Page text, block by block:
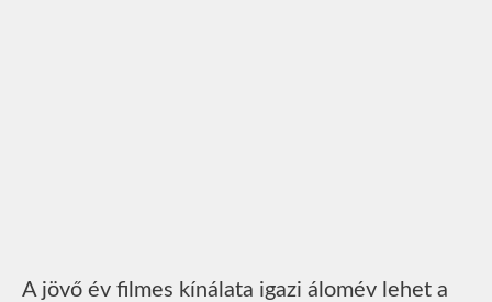
A jövő év filmes kínálata igazi álomév lehet a